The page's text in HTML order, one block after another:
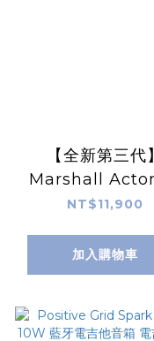
【全新第三代】
Marshall
藍牙喇叭 經典黑/
NT$11,900
加入購物車